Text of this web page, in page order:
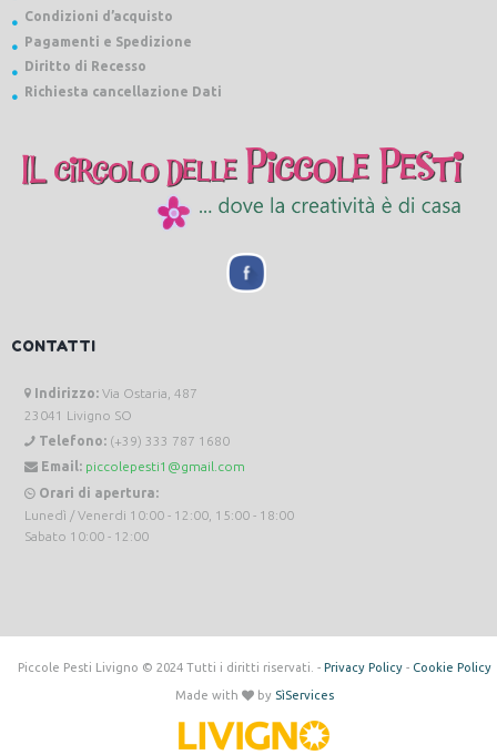
Condizioni d’acquisto
Pagamenti e Spedizione
Diritto di Recesso
Richiesta cancellazione Dati
CONTATTI
Indirizzo: Via Ostaria, 487
23041 Livigno SO
Telefono: (+39) 333 787 1680
Email: piccolepesti1@gmail.com
Orari di apertura:
Lunedì / Venerdi 10:00 - 12:00, 15:00 - 18:00
Sabato 10:00 - 12:00
Piccole Pesti Livigno © 2024 Tutti i diritti riservati. - Privacy Policy- Cookie Policy
Made with by SìServices